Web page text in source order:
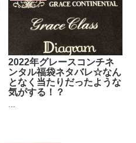
2022年グレースコンチネ
ンタル福袋ネタバレ☆なん
となく当たりだったような
気がする！？